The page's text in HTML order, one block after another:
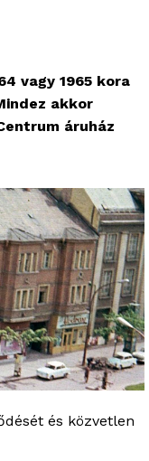
vagy 1965 kora
akkor
áruház
és közvetlen